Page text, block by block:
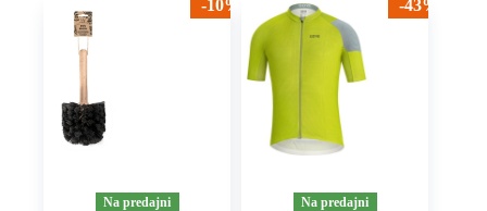
-10%
Na predajni
-43%
Na predajni